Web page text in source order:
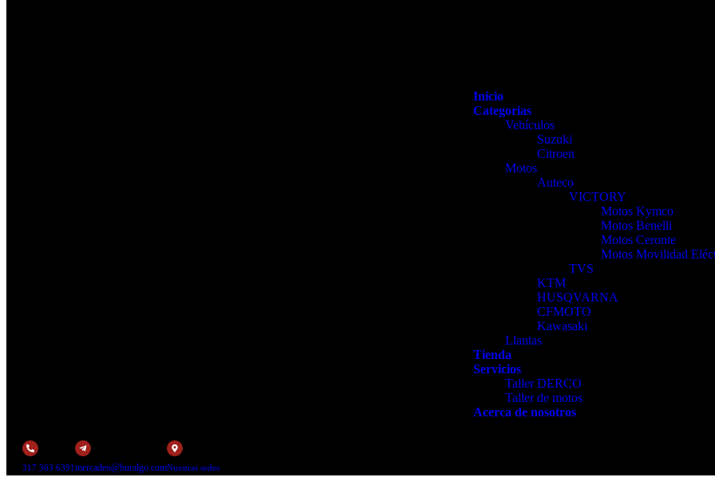
Inicio
Categorias
Vehículos
Suzuki
Citroen
Motos
Auteco
VICTORY
Motos Kymco
Motos Benelli
Motos Ceronte
Motos Movilidad
TVS
KTM
HUSQVARNA
CFMOTO
Kawasaki
Llantas
Tienda
Servicios
Taller DERCO
Taller de motos
Acerca de nosotros
317 363 6391mercadeo@buralgo.comNuestras sedes